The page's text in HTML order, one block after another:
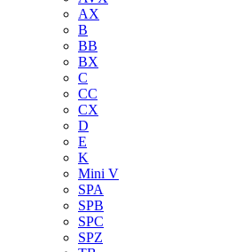
AX
B
BB
BX
C
CC
CX
D
E
K
Mini V
SPA
SPB
SPC
SPZ